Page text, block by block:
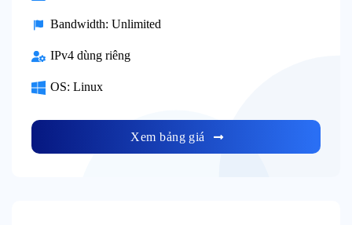
Bandwidth: Unlimited
IPv4 dùng riêng
OS: Linux
Xem bảng giá